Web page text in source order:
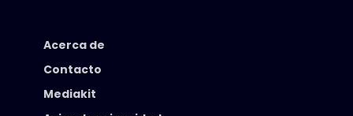
Acerca de
Contacto
Mediakit